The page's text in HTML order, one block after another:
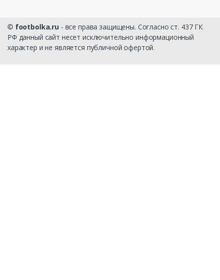
© footbolka.ru - все права защищены. Согласно ст. 437 ГК
РФ данный сайт несет исключительно информационный
характер и не является публичной офертой.